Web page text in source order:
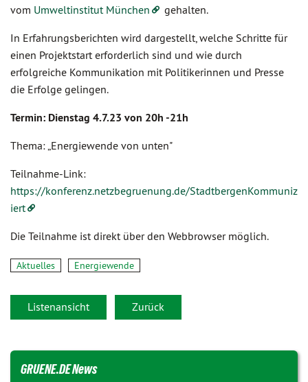
vom Umweltinstitut München gehalten.
In Erfahrungsberichten wird dargestellt, welche Schritte für
einen Projektstart erforderlich sind und wie durch
erfolgreiche Kommunikation mit Politikerinnen und Presse
die Erfolge gelingen.
Termin: Dienstag 4.7.23 von 20h -21h
Thema: „Energiewende von unten"
Teilnahme-Link:
https://konferenz.netzbegruenung.de/StadtbergenKommuniz
iert
Die Teilnahme ist direkt über den Webbrowser möglich.
Aktuelles Energiewende
Listenansicht Zurück
GRUENE.DE News